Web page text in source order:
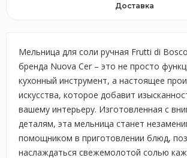
Доставка
Мельница для соли ручная Frutti di
бренда Nuova Cer – это не просто
кухонный инструмент, а настоящее
искусства, которое добавит
вашему интерьеру. Изготовленная с
деталям, эта мельница станет
помощником в приготовлении блюд,
наслаждаться свежемолотой солью